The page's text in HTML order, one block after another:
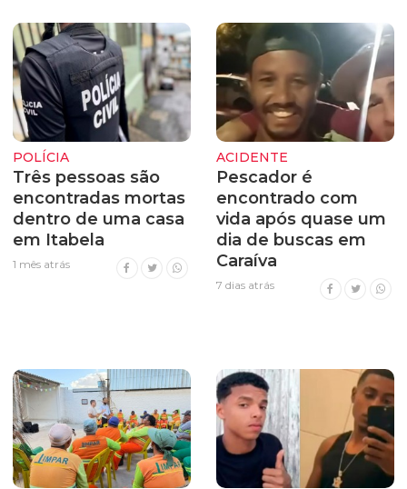
POLÍCIA
Três pessoas são
encontradas mortas
dentro de uma casa
em Itabela
1 mês atrás
ACIDENTE
Pescador é
encontrado com
vida após quase um
dia de buscas em
Caraíva
7 dias atrás